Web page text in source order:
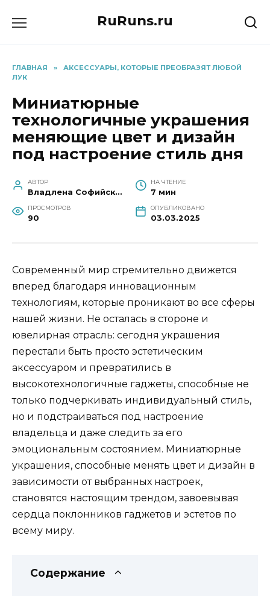
RuRuns.ru
ГЛАВНАЯ »
АКСЕССУАРЫ, КОТОРЫЕ ПРЕОБРАЗЯТ ЛЮБОЙ
ЛУК
Миниатюрные
технологичные украшения
меняющие цвет и дизайн
под настроение стиль дня
АВТОР
Владлена Софийская
НА ЧТЕНИЕ
7 мин
ПРОСМОТРОВ
90
ОПУБЛИКОВАНО
03.03.2025
Современный мир стремительно движется
вперед благодаря инновационным
технологиям, которые проникают во все сферы
нашей жизни. Не осталась в стороне и
ювелирная отрасль: сегодня украшения
перестали быть просто эстетическим
аксессуаром и превратились в
высокотехнологичные гаджеты, способные не
только подчеркивать индивидуальный стиль,
но и подстраиваться под настроение
владельца и даже следить за его
эмоциональным состоянием. Миниатюрные
украшения, способные менять цвет и дизайн в
зависимости от выбранных настроек,
становятся настоящим трендом, завоевывая
сердца поклонников гаджетов и эстетов по
всему миру.
Содержание